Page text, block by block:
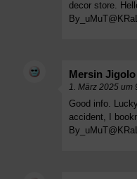
decor store.
Mersin Jigolo
1. März 2025 um
Good info.
accident, I